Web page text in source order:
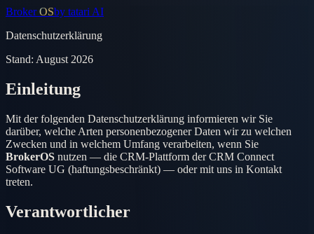
BrokerOSby tatari AI
Datenschutzerklärung
Stand: August 2026
Einleitung
Mit der folgenden Datenschutzerklärung informieren wir Sie
darüber, welche Arten personenbezogener Daten wir zu welchen
Zwecken und in welchem Umfang verarbeiten, wenn Sie
BrokerOS nutzen — die CRM-Plattform derCRM Connect
Software UG (haftungsbeschränkt) — oder mit uns in Kontakt
treten.
Verantwortlicher